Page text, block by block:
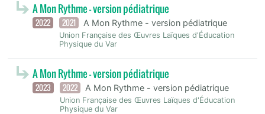
A Mon Rythme - version pédiatrique
2022 2021 A Mon Rythme - version pédiatrique
Union Française des Œuvres Laïques d'Éducation
Physique du Var
A Mon Rythme - version pédiatrique
2023 2022 A Mon Rythme - version pédiatrique
Union Française des Œuvres Laïques d'Éducation
Physique du Var